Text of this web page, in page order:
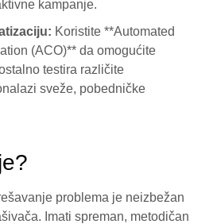
kampanje.
Koristite **Automated
(ACO)** da omogućite
testira različite
sveže, pobedničke
problema je neizbežan
Imati spreman, metodičan